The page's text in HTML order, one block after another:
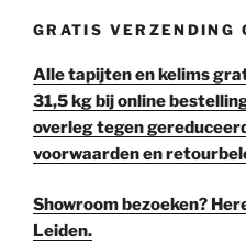
GRATIS VERZENDING
Alle tapijten en kelims
31,5 kg bij online
overleg tegen
voorwaarden en
Showroom bezoeken?
Leiden.